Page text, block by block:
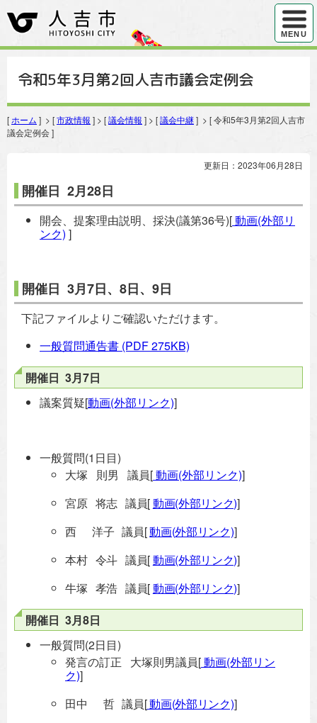
ハンバ
MENU
令和5年3月第2回人吉市議会定例会
[ ホーム ] > [市政情報 ] > [議会情報 ] > [議会中継] > [ 令和5年3月第2回人吉市
議会定例会 ]
更新日：2023年06月28日
開催日 2月28日
開会、提案理由説明、採決(議第36号)[動画(外部リ
ンク) ]
開催日 3月7日、8日、9日
下記ファイルよりご確認いただけます。
一般質問通告書 (PDF 275KB)
開催日 3月7日
議案質疑[動画(外部リンク)]
一般質問(1日目)
大塚 則男 議員[動画(外部リンク)]
宮原 将志 議員[動画(外部リンク)]
西 洋子 議員[動画(外部リンク)]
本村 令斗 議員[動画(外部リンク)]
牛塚 孝浩 議員[動画(外部リンク)]
開催日 3月8日
一般質問(2日目)
発言の訂正 大塚則男議員[動画(外部リン
ク)]
田中 哲 議員[動画(外部リンク)]